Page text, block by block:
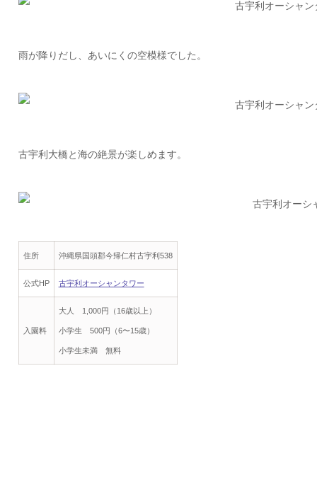
雨が降りだし、あいにくの空模様でした。
古宇利大橋と海の絶景が楽しめます。
住所 沖縄県国頭郡今帰仁村古宇利538
公式HP 古宇利オーシャンタワー
入園料
大人 1,000円（16歳以上）
小学生 500円（6〜15歳）
小学生未満 無料